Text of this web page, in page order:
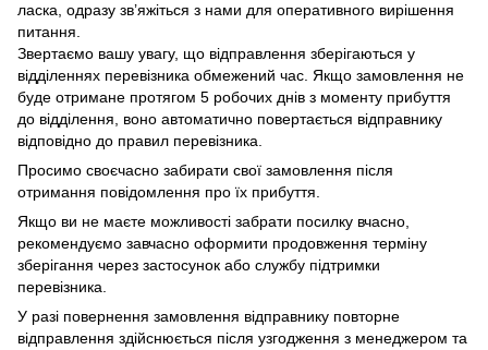
ласка, одразу зв’яжіться з нами для оперативного вирішення
питання.
Звертаємо вашу увагу, що відправлення зберігаються у
відділеннях перевізника обмежений час. Якщо замовлення не
буде отримане протягом 5 робочих днів з моменту прибуття
до відділення, воно автоматично повертається відправнику
відповідно до правил перевізника.
Просимо своєчасно забирати свої замовлення після
отримання повідомлення про їх прибуття.
Якщо ви не маєте можливості забрати посилку вчасно,
рекомендуємо завчасно оформити продовження терміну
зберігання через застосунок або службу підтримки
перевізника.
У разі повернення замовлення відправнику повторне
відправлення здійснюється після узгодження з менеджером та